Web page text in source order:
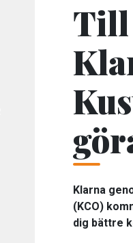
Till
Klarna
(KCO)
dig bättre